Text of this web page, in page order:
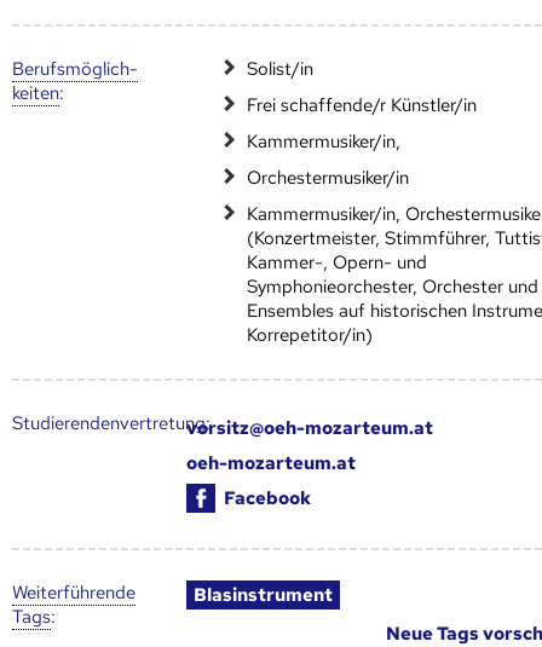
Berufs­möglich­
keiten:
Solist/in
Frei schaffende/r Künstler/in
Kammermusiker/in,
Orchestermusiker/in
Kammermusiker/in,
(Konzertmeister, Stimmführer,
Kammer-, Opern- und
Symphonieorchester, Orchester und
Ensembles auf historischen
Korrepetitor/in)
Studierendenvertretung:vorsitz@oeh-mozarteum.at
oeh-mozarteum.at
Facebook
Weiter­führende
Tags:
Blasinstrument
Neue Tags